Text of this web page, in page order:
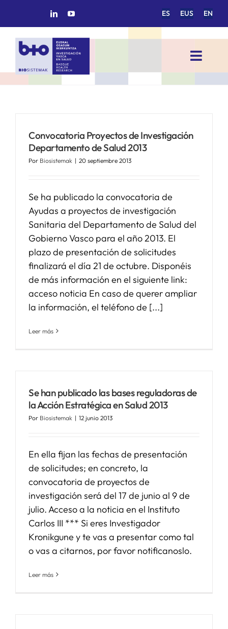
ES EUS EN
Toggle
INICIO
ÁREAS DE INVESTIGACIÓN
PROYECTOS/COLABORACIONES
SERVICIOS
Convocatoria Proyectos de Investigación
Departamento de Salud 2013
Por Biosistemak | 20 septiembre 2013
Se ha publicado la convocatoria de
Ayudas a proyectos de investigación
Sanitaria del Departamento de Salud del
Gobierno Vasco para el año 2013. El
plazo de presentación de solicitudes
finalizará el día 21 de octubre. Disponéis
de más información en el siguiente link:
acceso noticia En caso de querer ampliar
la información, el teléfono de [...]
Leer más
Se han publicado las bases reguladoras de
la Acción Estratégica en Salud 2013
Por Biosistemak | 12 junio 2013
En ella fijan las fechas de presentación
de solicitudes; en concreto, la
convocatoria de proyectos de
investigación será del 17 de junio al 9 de
julio. Acceso a la noticia en el Instituto
Carlos III *** Si eres Investigador
Kronikgune y te vas a presentar como tal
o vas a citarnos, por favor notificanoslo.
Leer más